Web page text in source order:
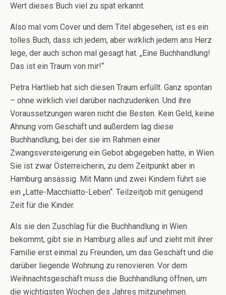
Wert dieses Buch viel zu spät erkannt.
Also mal vom Cover und dem Titel abgesehen, ist es ein
tolles Buch, dass ich jedem, aber wirklich jedem ans Herz
lege, der auch schon mal gesagt hat. „Eine Buchhandlung!
Das ist ein Traum von mir!“
Petra Hartlieb hat sich diesen Traum erfüllt. Ganz spontan
– ohne wirklich viel darüber nachzudenken. Und ihre
Voraussetzungen waren nicht die Besten. Kein Geld, keine
Ahnung vom Geschäft und außerdem lag diese
Buchhandlung, bei der sie im Rahmen einer
Zwangsversteigerung ein Gebot abgegeben hatte, in Wien.
Sie ist zwar Österreicherin, zu dem Zeitpunkt aber in
Hamburg ansässig. Mit Mann und zwei Kindern führt sie
ein „Latte-Macchiatto-Leben“. Teilzeitjob mit genügend
Zeit für die Kinder.
Als sie den Zuschlag für die Buchhandlung in Wien
bekommt, gibt sie in Hamburg alles auf und zieht mit ihrer
Familie erst einmal zu Freunden, um das Geschäft und die
darüber liegende Wohnung zu renovieren. Vor dem
Weihnachtsgeschäft muss die Buchhandlung öffnen, um
die wichtigsten Wochen des Jahres mitzunehmen.